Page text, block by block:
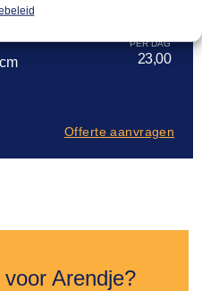
23,00
Offerte aanvragen
Arendje?